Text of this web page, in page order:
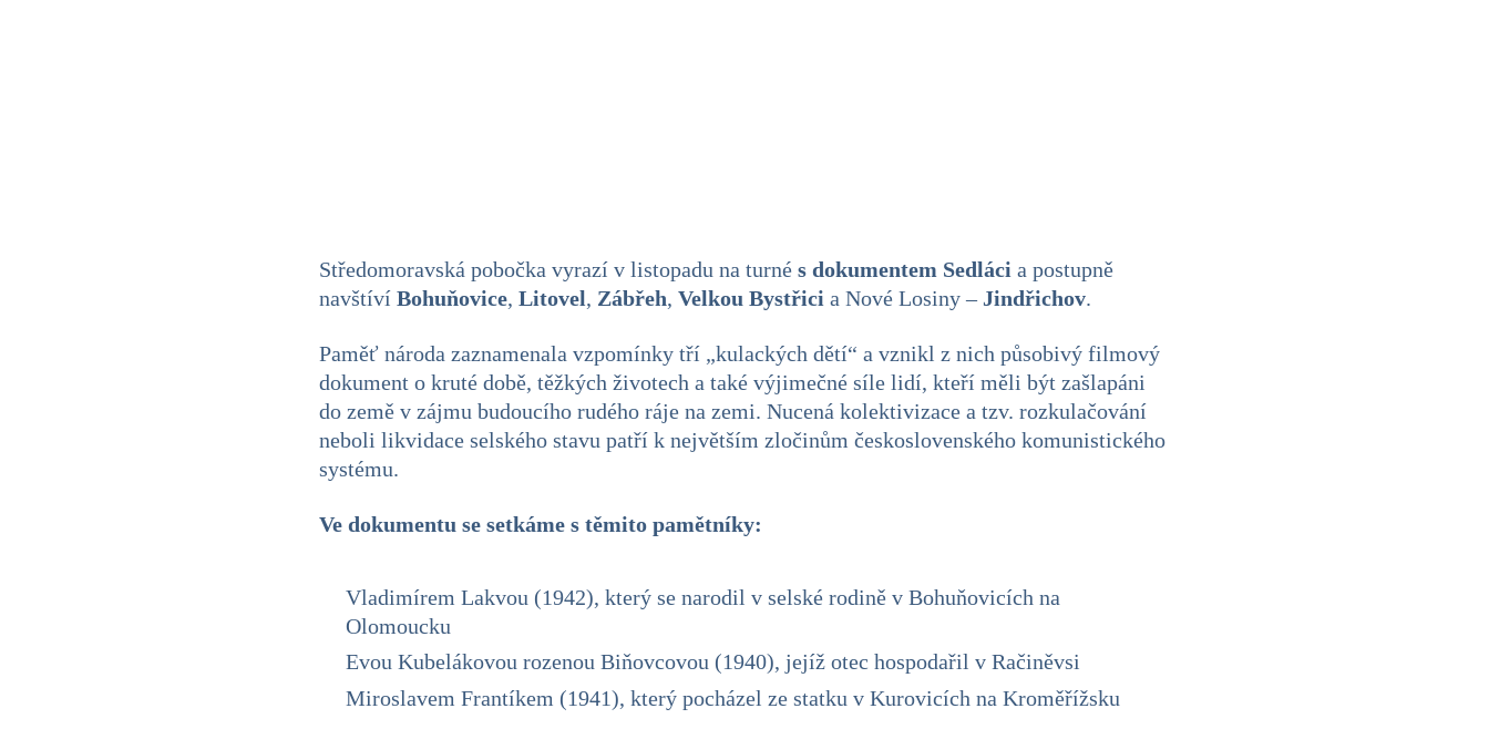
Středomoravská pobočka vyrazí v listopadu na turné s dokumentem Sedláci a postupně
navštíví Bohuňovice, Litovel, Zábřeh, Velkou Bystřici a Nové Losiny – Jindřichov.
Paměť národa zaznamenala vzpomínky tří „kulackých dětí“ a vznikl z nich působivý filmový
dokument o kruté době, těžkých životech a také výjimečné síle lidí, kteří měli být zašlapáni
do země v zájmu budoucího rudého ráje na zemi. Nucená kolektivizace a tzv. rozkulačování
neboli likvidace selského stavu patří k největším zločinům československého komunistického
systému.
Ve dokumentu se setkáme s těmito pamětníky:
Vladimírem Lakvou (1942), který se narodil v selské rodině v Bohuňovicích na
Olomoucku
Evou Kubelákovou rozenou Biňovcovou (1940), jejíž otec hospodařil v Račiněvsi
Miroslavem Frantíkem (1941), který pocházel ze statku v Kurovicích na Kroměřížsku